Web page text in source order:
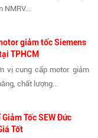
NMRV...
giảm tốc Siemens
TPHCM
vị cung cấp motor giảm
chất lượng...
Tốc SEW Đức
Tốt